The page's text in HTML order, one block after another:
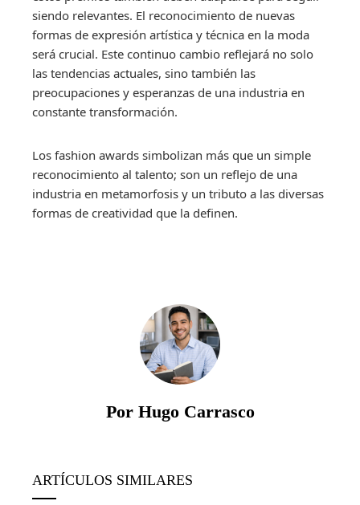
siendo relevantes. El reconocimiento de nuevas
formas de expresión artística y técnica en la moda
será crucial. Este continuo cambio reflejará no solo
las tendencias actuales, sino también las
preocupaciones y esperanzas de una industria en
constante transformación.
Los fashion awards simbolizan más que un simple
reconocimiento al talento; son un reflejo de una
industria en metamorfosis y un tributo a las diversas
formas de creatividad que la definen.
Por Hugo Carrasco
ARTÍCULOS SIMILARES